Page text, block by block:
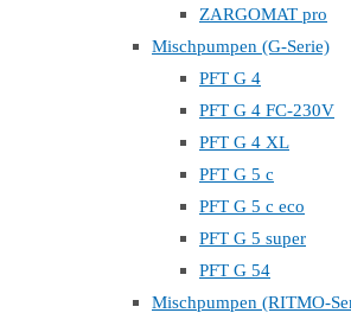
ZARGOMAT pro
Mischpumpen (G-Serie)
PFT G 4
PFT G 4 FC-230V
PFT G 4 XL
PFT G 5 c
PFT G 5 c eco
PFT G 5 super
PFT G 54
Mischpumpen (RITMO-